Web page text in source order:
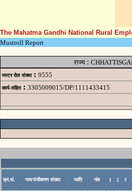
The Mahatma Gandhi National Rural
Mustroll Report
राज्य:
मस्टर रोल संख्या : 9555
कार्य-संहित : 3305009015/DP/1111433415
क्र.सं. नाम/पंजीकरण संख्या जाति गांव 1 2 3